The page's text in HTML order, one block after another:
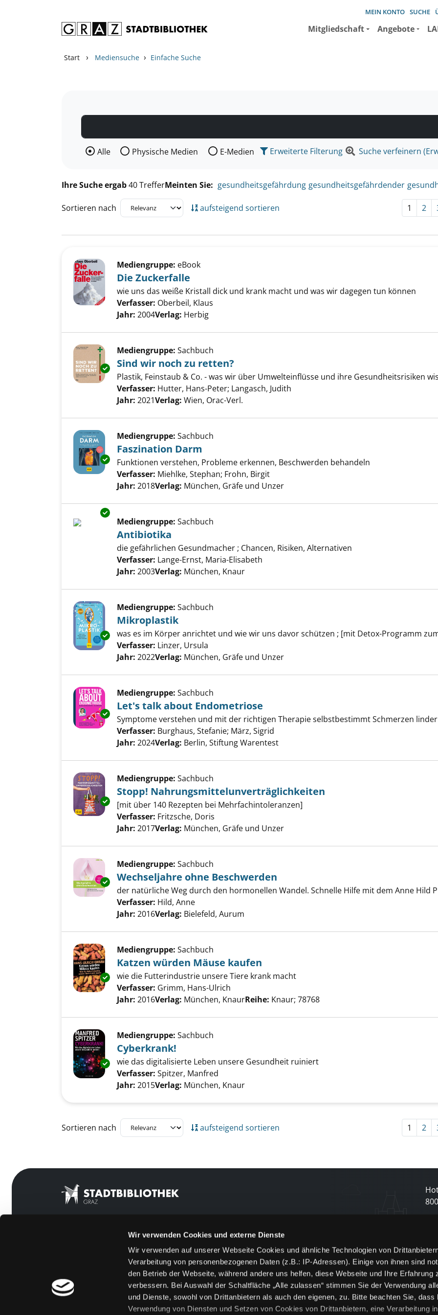
Wir verwenden Cookies und externe Dienste
Wir verwenden auf unserer Webseite Cookies und ähnliche Technologien von
Verarbeitung von personenbezogenen Daten (z.B.: IP-Adressen). Einige von ihnen sind
den Betrieb der Webseite, während andere uns helfen, diese Webseite und Ihre Erfahrung
verbessern. Bei Auswahl der Schaltfläche „Alle zulassen“ stimmen Sie der Verwendung
und Dienste, sowohl von Drittanbietern als auch den eigenen, zu. Bitte beachten Sie, dass
Verwendung von Diensten und Setzen von Cookies von Drittanbietern, eine Verarbeitung
MEIN KONTO SUCHE
Mitgliedschaft Angebote
Start › Mediensuche › Einfache Suche
Wählen Sie die Medienart nach der Sie suchen wollen.
Alle Physische Medien E-Medien Erweiterte Filterung Suche verfeinern
Ihre Suche ergab40 TrefferMeinten Sie: gesundheitsgefährdung gesundheitsgefährdender
Sortieren nach aufsteigend sortieren 1 2
Mediengruppe: eBook
Die Zuckerfalle
wie uns das weiße Kristall dick und krank macht und was wir dagegen tun können
Verfasser: Oberbeil, Klaus
Jahr: 2004Verlag: Herbig
Exemplar-Details von Sind wir noch zu retten? anzeigen
Mediengruppe: Sachbuch
Sind wir noch zu retten?
Plastik, Feinstaub & Co. - was wir über Umwelteinflüsse und ihre Gesundheitsrisiken
Verfasser: Hutter, Hans-Peter; Langasch, Judith
Jahr: 2021Verlag: Wien, Orac-Verl.
Exemplar-Details von Faszination Darm anzeigen
Mediengruppe: Sachbuch
Faszination Darm
Funktionen verstehen, Probleme erkennen, Beschwerden behandeln
Verfasser: Miehlke, Stephan; Frohn, Birgit
Jahr: 2018Verlag: München, Gräfe und Unzer
Exemplar-Details von Antibiotika anzeigen
Mediengruppe: Sachbuch
Antibiotika
die gefährlichen Gesundmacher ; Chancen, Risiken, Alternativen
Verfasser: Lange-Ernst, Maria-Elisabeth
Jahr: 2003Verlag: München, Knaur
Exemplar-Details von Mikroplastik anzeigen
Mediengruppe: Sachbuch
Mikroplastik
was es im Körper anrichtet und wie wir uns davor schützen ; [mit Detox-Programm
Verfasser: Linzer, Ursula
Jahr: 2022Verlag: München, Gräfe und Unzer
Exemplar-Details von Let's talk about Endometriose anzeigen
Mediengruppe: Sachbuch
Let's talk about Endometriose
Symptome verstehen und mit der richtigen Therapie selbstbestimmt Schmerzen
Verfasser: Burghaus, Stefanie; März, Sigrid
Jahr: 2024Verlag: Berlin, Stiftung Warentest
Exemplar-Details von Stopp! Nahrungsmittelunverträglichkeiten anzeigen
Mediengruppe: Sachbuch
Stopp! Nahrungsmittelunverträglichkeiten
[mit über 140 Rezepten bei Mehrfachintoleranzen]
Verfasser: Fritzsche, Doris
Jahr: 2017Verlag: München, Gräfe und Unzer
Exemplar-Details von Wechseljahre ohne Beschwerden anzeigen
Mediengruppe: Sachbuch
Wechseljahre ohne Beschwerden
der natürliche Weg durch den hormonellen Wandel. Schnelle Hilfe mit dem Anne Hild
Verfasser: Hild, Anne
Jahr: 2016Verlag: Bielefeld, Aurum
Exemplar-Details von Katzen würden Mäuse kaufen anzeigen
Mediengruppe: Sachbuch
Katzen würden Mäuse kaufen
wie die Futterindustrie unsere Tiere krank macht
Verfasser: Grimm, Hans-Ulrich
Jahr: 2016Verlag: München, KnaurReihe: Knaur; 78768
Exemplar-Details von Cyberkrank! anzeigen
Mediengruppe: Sachbuch
Cyberkrank!
wie das digitalisierte Leben unsere Gesundheit ruiniert
Verfasser: Spitzer, Manfred
Jahr: 2015Verlag: München, Knaur
Zu den Suchfiltern springen
Sortieren nach aufsteigend sortieren 1 2
800
[kju:b]
Feedback
Kontakt
Über uns
Jobs
Medienwunsch